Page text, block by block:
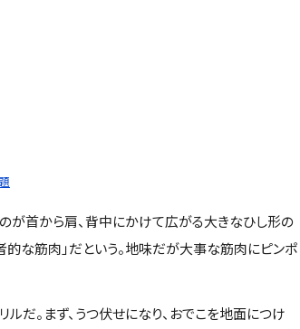
が首から肩、背中にかけて広がる大きなひし形の
的な筋肉」だという。地味だが大事な筋肉にピンポ
だ。まず、うつ伏せになり、おでこを地面につけ